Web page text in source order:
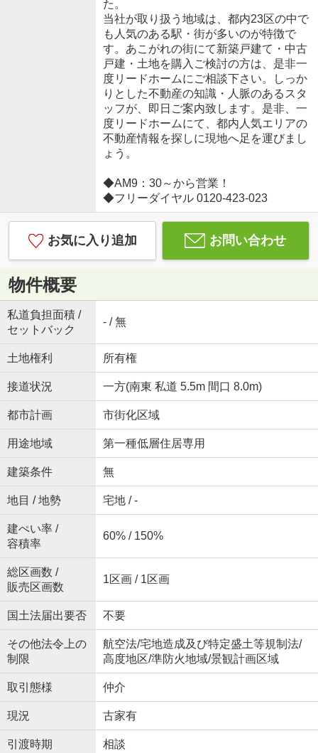
た。
当社が取り扱う地域は、都内23区の中で
も人気のある駅・街が多いのが特徴で
す。あこがれの街にて新築戸建て・中古
戸建・土地を購入ご検討の方は、是非一
度リードホームにご相談下さい。しっか
りとした不動産の知識・人脈のあるスタ
ッフが、即日ご案内致します。是非、一
度リードホームにて、都内人気エリアの
不動産情報を探しに現地へ足を運びまし
ょう。
◆AM9：30～から営業！
◆フリーダイヤル 0120-423-023
お気に入り追加 お問い合わせ
物件概要
私道負担面積 /
セットバック
- / 無
土地権利 所有権
接道状況 一方(南東 私道 5.5m 間口 8.0m)
都市計画 市街化区域
用途地域 第一種低層住居専用
建築条件 無
地目 / 地勢 宅地 / -
建ぺい率 /
容積率
60% / 150%
総区画数 /
販売区画数
1区画 / 1区画
国土法届出要否 不要
その他法令上の
制限
航空法/宅地造成及び特定盛土等規制法/
高度地区/準防火地域/景観計画区域
取引態様 仲介
現況 古家有
引渡時期 相談